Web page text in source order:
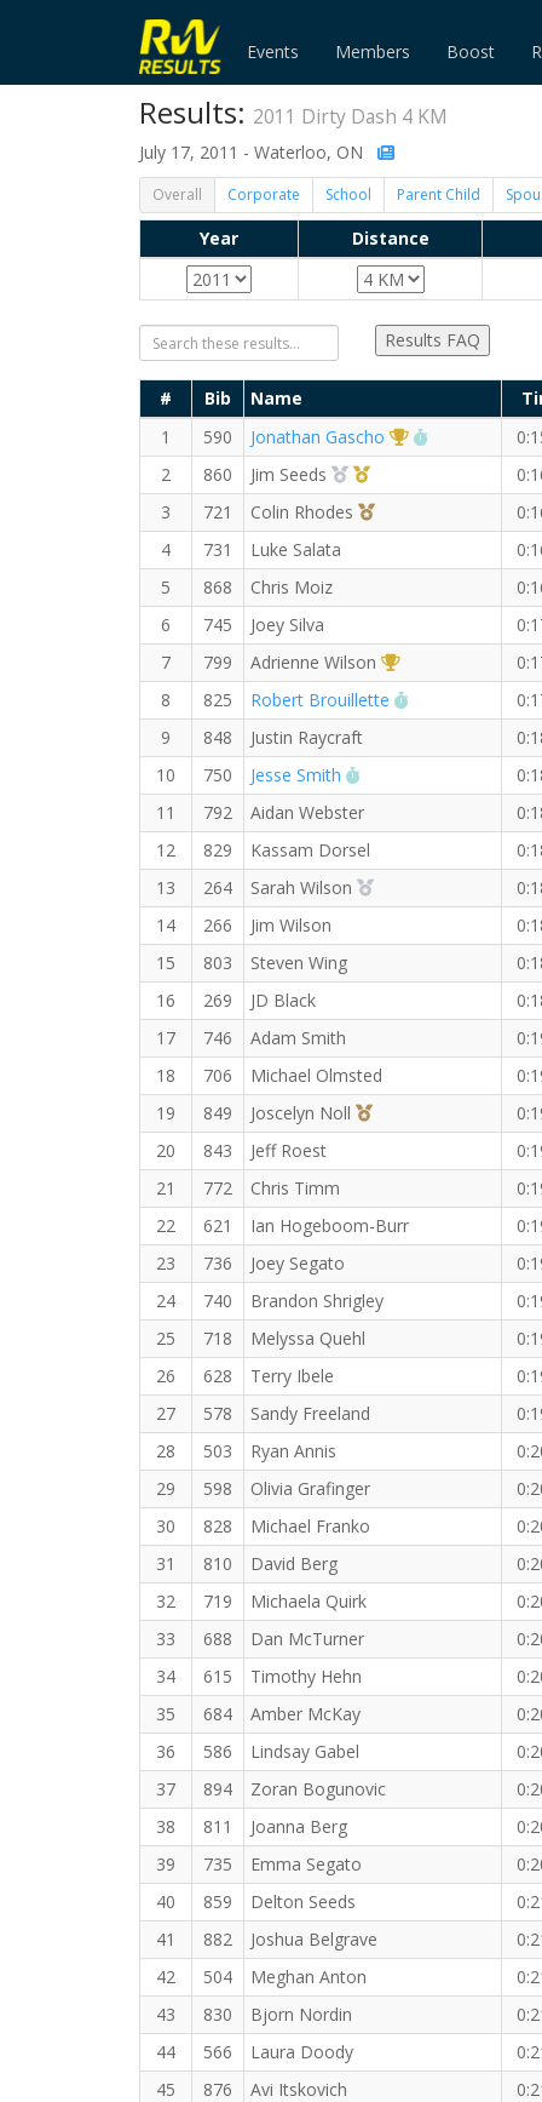
Events Members Boost
Results: 2011 Dirty Dash 4 KM
July 17, 2011 - Waterloo, ON
Overall Corporate School Parent Child
Year Distance
Results FAQ
# Bib Name
1
590 Jonathan Gascho 1st Overall (M)
RW PB for
2
860 Jim Seeds 2nd Overall (M)
1st Master (M)
3
721 Colin Rhodes 3rd Overall (M)
4
731 Luke Salata
5
868 Chris Moiz
6
745 Joey Silva
7
799 Adrienne Wilson 1st Overall (F)
8
825 Robert Brouillette RW PB for the 4
9
848 Justin Raycraft
10
750 Jesse Smith
11
792 Aidan Webster
12
829 Kassam Dorsel
13
264 Sarah Wilson 2nd Overall (F)
14
266 Jim Wilson
15
803 Steven Wing
16
269 JD Black
17
746 Adam Smith
18
706 Michael Olmsted
19
849 Joscelyn Noll 3rd Overall (F)
20
843 Jeff Roest
21
772 Chris Timm
22
621 Ian Hogeboom-Burr
23
736 Joey Segato
24
740 Brandon Shrigley
25
718 Melyssa Quehl
26
628 Terry Ibele
27
578 Sandy Freeland
28
503 Ryan Annis
29
598 Olivia Grafinger
30
828 Michael Franko
31
810 David Berg
32
719 Michaela Quirk
33
688 Dan McTurner
34
615 Timothy Hehn
35
684 Amber McKay
36
586 Lindsay Gabel
37
894 Zoran Bogunovic
38
811 Joanna Berg
39
735 Emma Segato
40
859 Delton Seeds
41
882 Joshua Belgrave
42
504 Meghan Anton
43
830 Bjorn Nordin
44
566 Laura Doody
45
876 Avi Itskovich